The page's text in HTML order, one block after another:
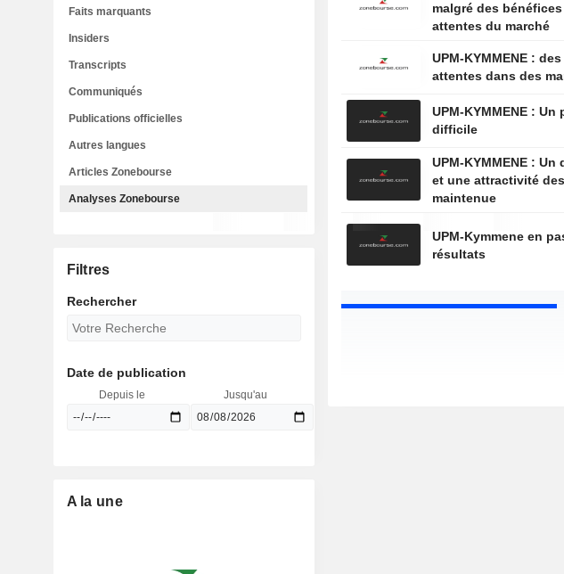
malgré des
attentes du marché
UPM-KYMMENE : des résultats au T1 supérieurs aux
attentes dans des
UPM-KYMMENE : Un pari de qualité dans un contexte
difficile
UPM-KYMMENE : Un quatrième trimestre prometteur
et une attractivité
maintenue
UPM-Kymmene en
résultats
Faits marquants
Insiders
Transcripts
Communiqués
Publications officielles
Autres langues
Articles Zonebourse
Analyses Zonebourse
Filtres
Rechercher
Date de publication
Depuis le Jusqu'au
A la une